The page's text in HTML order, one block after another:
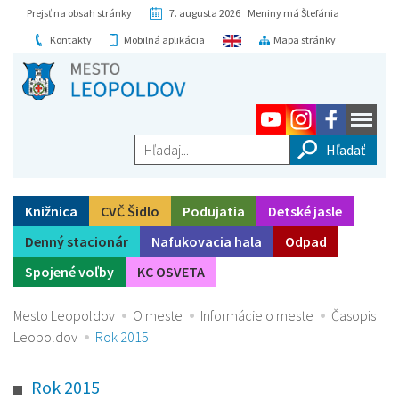
Prejsť na obsah stránky
7. augusta 2026 Meniny má Štefánia
Kontakty
Mobilná aplikácia Mapa stránky
Hľadaj...
Knižnica CVČ Šidlo Podujatia
Detské jasle
Denný stacionár
Nafukovacia hala
Odpad
Spojené voľby
KC OSVETA
Mesto Leopoldov O meste Informácie o meste
Časopis
Leopoldov
Rok 2015
Rok 2015